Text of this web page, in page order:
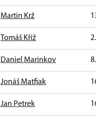
Martin Krž 13.
Tomáš Kříž 2. 7.
Daniel Marinkov 8.
Jonáš Matfiak 16.
Jan Petrek 16.